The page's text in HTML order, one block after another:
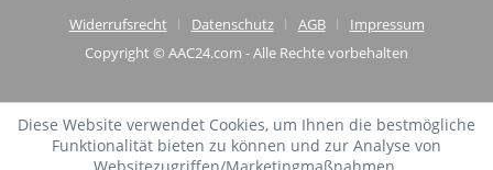
Widerrufsrecht
Datenschutz AGB
Impressum
Copyright © AAC24.com - Alle Rechte vorbehalten
Diese Website verwendet Cookies, um Ihnen die bestmögliche
Funktionalität bieten zu können und zur Analyse von